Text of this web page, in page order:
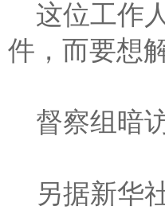
这位工作
件，而要想
督察组暗
另据新华